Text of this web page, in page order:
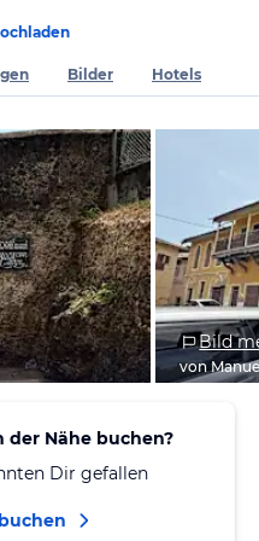
Bilder Hotels
Bild
von
der Nähe buchen?
Dir gefallen